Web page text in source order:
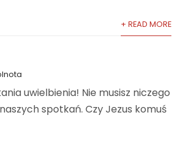
+ READ MORE
uwielbienia! Nie musisz niczego
spotkań. Czy Jezus komuś